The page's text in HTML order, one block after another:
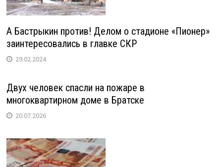
А Бастрыкин против! Делом о стадионе «Пионер»
заинтересовались в главке СКР
29.02.2024
Двух человек спасли на пожаре в
многоквартирном доме в Братске
20.07.2026